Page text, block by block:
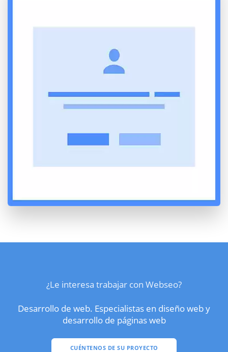
¿Le interesa trabajar con Webseo?
Desarrollo de web. Especialistas en diseño web y
desarrollo de páginas web
CUÉNTENOS DE SU PROYECTO